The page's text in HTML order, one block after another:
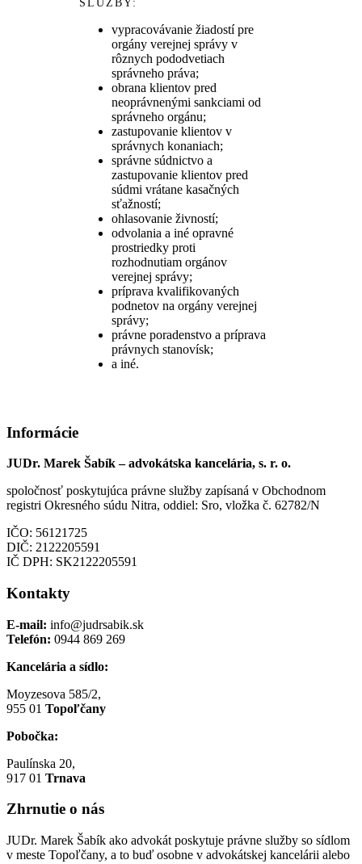
SLUŽBY:
vypracovávanie žiadostí pre
orgány verejnej správy v
rôznych pododvetiach
správneho práva;
obrana klientov pred
neoprávnenými sankciami od
správneho orgánu;
zastupovanie klientov v
správnych konaniach;
správne súdnictvo a
zastupovanie klientov pred
súdmi vrátane kasačných
sťažností;
ohlasovanie živností;
odvolania a iné opravné
prostriedky proti
rozhodnutiam orgánov
verejnej správy;
príprava kvalifikovaných
podnetov na orgány verejnej
správy;
právne poradenstvo a príprava
právnych stanovísk;
a iné.
Informácie
JUDr. Marek Šabík – advokátska kancelária, s. r. o.
spoločnosť poskytujúca právne služby zapísaná v Obchodnom
registri Okresného súdu Nitra, oddiel: Sro, vložka č. 62782/N
IČO: 56121725
DIČ: 2122205591
IČ DPH: SK2122205591
Kontakty
E-mail: info@judrsabik.sk
Telefón: 0944 869 269
Kancelária a sídlo:
Moyzesova 585/2,
955 01 Topoľčany
Pobočka:
Paulínska 20,
917 01 Trnava
Zhrnutie o nás
JUDr. Marek Šabík ako advokát poskytuje právne služby so sídlom
v meste Topoľčany, a to buď osobne v advokátskej kancelárii alebo